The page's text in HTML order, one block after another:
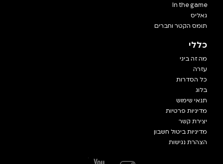
In the game
גאליס
תומס הקטר וחברים
כללי
מה זה ביגי
עזרה
כל הסדרות
בלוג
תנאי שימוש
מדיניות פרטיות
יצירת קשר
מדיניות ביטול חשבון
הצהרת נגישות